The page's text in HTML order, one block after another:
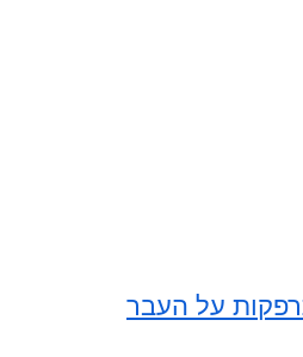
על העבר